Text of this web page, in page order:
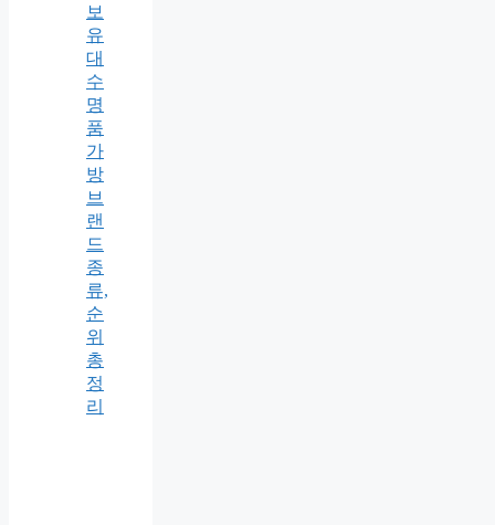
보
유
대
수
명
품
가
방
브
랜
드
종
류,
순
위
총
정
리